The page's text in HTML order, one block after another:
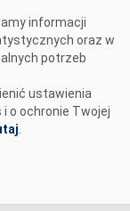
informacji
oraz w
potrzeb
ustawienia
o ochronie Twojej